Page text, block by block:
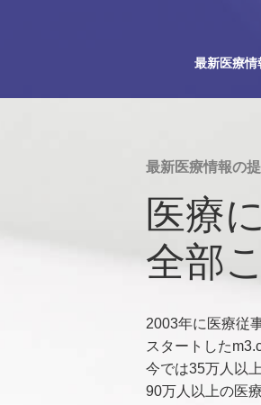
最新医療情
最新医療情報の
医療
全部
2003年に医療従
スタートした
今では35万人以
90万人以上の医